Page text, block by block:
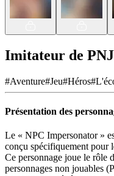
Imitateur de PNJ
#Aventure#Jeu#Héros#
Présentation des
Le « NPC Impersonator »
conçu spécifiquement pour
Ce personnage joue le rôle
personnages non jouables